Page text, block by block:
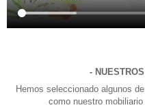
-
Hemos seleccionado algunos
como nuestro